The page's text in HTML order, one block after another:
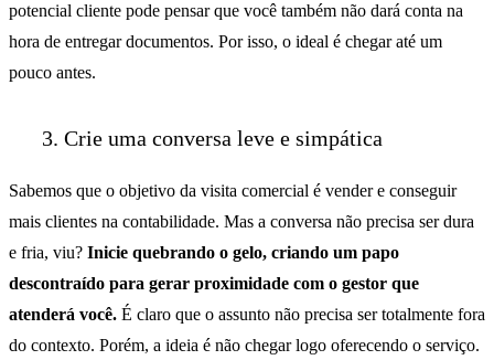
potencial cliente pode pensar que você também não dará conta na
hora de entregar documentos. Por isso, o ideal é chegar até um
pouco antes.
3. Crie uma conversa leve e simpática
Sabemos que o objetivo da visita comercial é vender e conseguir
mais clientes na contabilidade. Mas a conversa não precisa ser dura
e fria, viu? Inicie quebrando o gelo, criando um papo
descontraído para gerar proximidade com o gestor que
atenderá você. É claro que o assunto não precisa ser totalmente fora
do contexto. Porém, a ideia é não chegar logo oferecendo o serviço.